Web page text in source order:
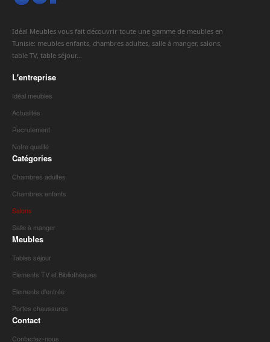
Idéal Meubles vous fait découvrir toute une gamme de meubles en
Tunisie: meubles enfants, chambres adultes, salle à manger, salons,
table TV, table séjour...
L'entreprise
Idéal meubles
Actualités
Recrutement
Notre qualité
Catégories
Chambres adultes
Chambres enfants
Salons
Salle à manger
Meubles
Tables séjour
Elements TV et Bibliothèques
Elements d'entrée
Portes chaussures
Contact
Contactez-nous